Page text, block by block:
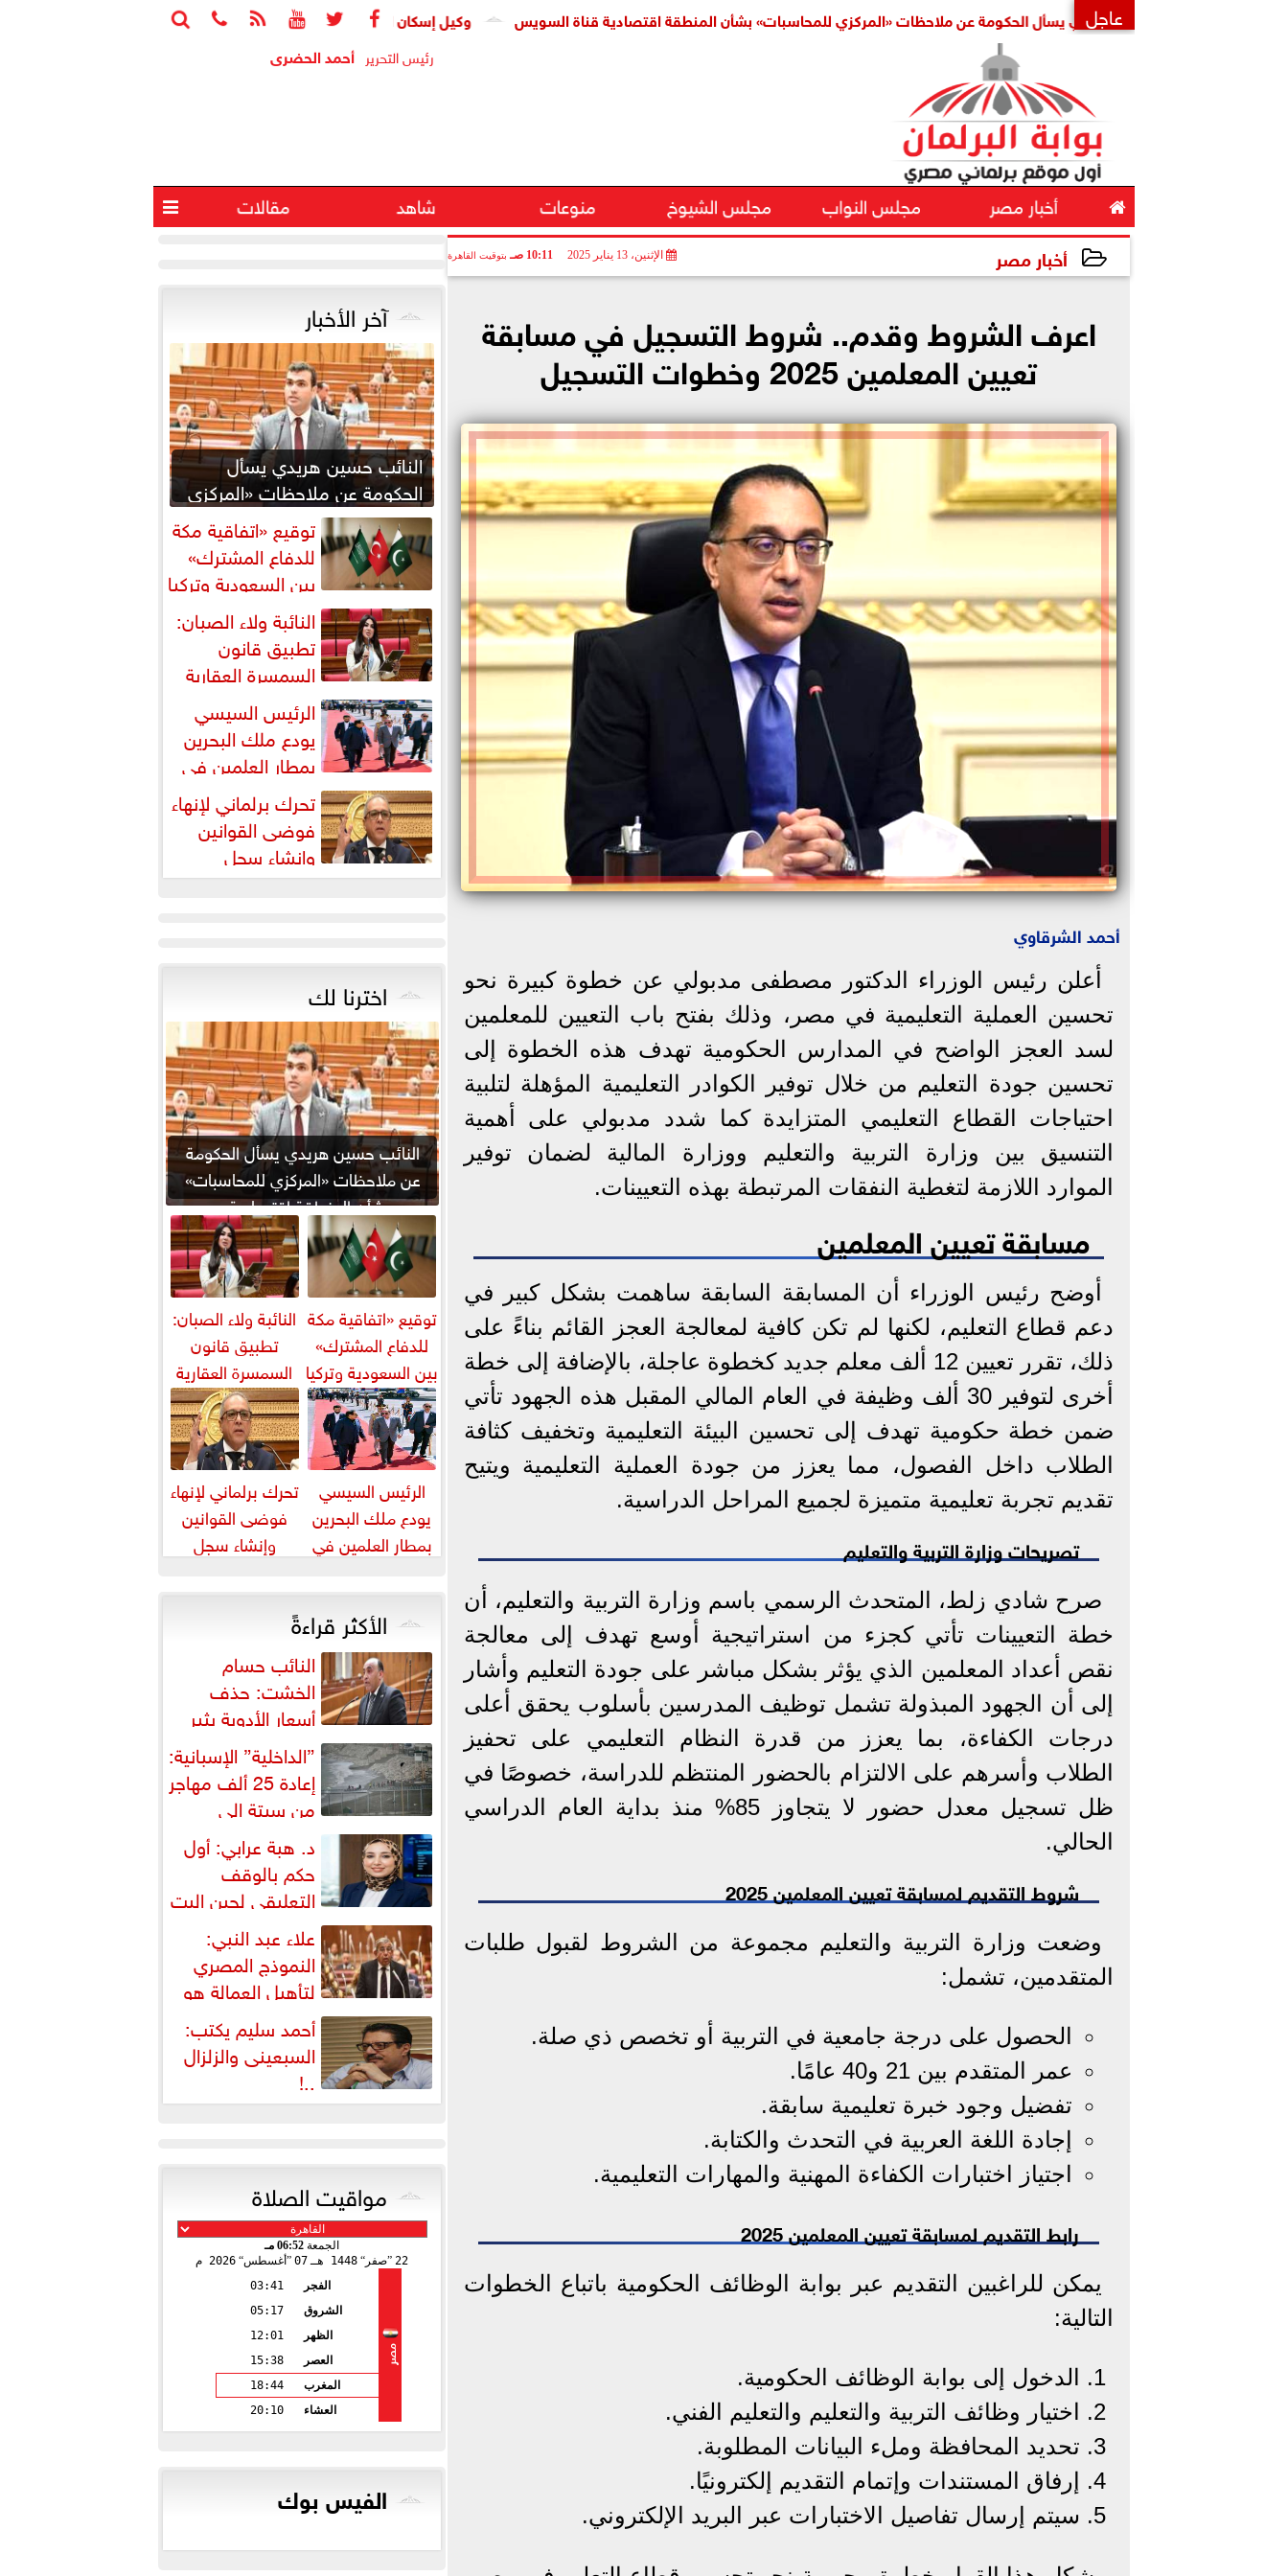





 عاجل وكيل إسكان النواب: الوحدات المغلقة ثروة قومية معطلة واستغلالها يخفف أزمة النائب حسين هريدي يسأل الحكومة عن ملاحظات «المركزي للمحاسبات» بشأن المنطقة اقتصادية قناة السويس
رئيس التحرير أحمد الحضرى
 أخبار مصر مجلس النواب مجلس الشيوخ منوعات شاهد مقالات 
أخبار مصر الإثنين، 13 يناير 2025 10:11 صـ بتوقيت القاهرة
اعرف الشروط وقدم.. شروط التسجيل في مسابقة
تعيين المعلمين 2025 وخطوات التسجيل
أحمد الشرقاوي
أعلن رئيس الوزراء الدكتور مصطفى مدبولي عن خطوة كبيرة نحو
تحسين العملية التعليمية في مصر، وذلك بفتح باب التعيين للمعلمين
لسد العجز الواضح في المدارس الحكومية تهدف هذه الخطوة إلى
تحسين جودة التعليم من خلال توفير الكوادر التعليمية المؤهلة لتلبية
احتياجات القطاع التعليمي المتزايدة كما شدد مدبولي على أهمية
التنسيق بين وزارة التربية والتعليم ووزارة المالية لضمان توفير
الموارد اللازمة لتغطية النفقات المرتبطة بهذه التعيينات.
مسابقة تعيين المعلمين
أوضح رئيس الوزراء أن المسابقة السابقة ساهمت بشكل كبير في
دعم قطاع التعليم، لكنها لم تكن كافية لمعالجة العجز القائم بناءً على
ذلك، تقرر تعيين 12 ألف معلم جديد كخطوة عاجلة، بالإضافة إلى خطة
أخرى لتوفير 30 ألف وظيفة في العام المالي المقبل هذه الجهود تأتي
ضمن خطة حكومية تهدف إلى تحسين البيئة التعليمية وتخفيف كثافة
الطلاب داخل الفصول، مما يعزز من جودة العملية التعليمية ويتيح
تقديم تجربة تعليمية متميزة لجميع المراحل الدراسية.
تصريحات وزارة التربية والتعليم
صرح شادي زلط، المتحدث الرسمي باسم وزارة التربية والتعليم، أن
خطة التعيينات تأتي كجزء من استراتيجية أوسع تهدف إلى معالجة
نقص أعداد المعلمين الذي يؤثر بشكل مباشر على جودة التعليم وأشار
إلى أن الجهود المبذولة تشمل توظيف المدرسين بأسلوب يحقق أعلى
درجات الكفاءة، بما يعزز من قدرة النظام التعليمي على تحفيز
الطلاب وأسرهم على الالتزام بالحضور المنتظم للدراسة، خصوصًا في
ظل تسجيل معدل حضور لا يتجاوز 85% منذ بداية العام الدراسي
الحالي.
شروط التقديم لمسابقة تعيين المعلمين 2025
وضعت وزارة التربية والتعليم مجموعة من الشروط لقبول طلبات
المتقدمين، تشمل:
الحصول على درجة جامعية في التربية أو تخصص ذي صلة.
عمر المتقدم بين 21 و40 عامًا.
تفضيل وجود خبرة تعليمية سابقة.
إجادة اللغة العربية في التحدث والكتابة.
اجتياز اختبارات الكفاءة المهنية والمهارات التعليمية.
رابط التقديم لمسابقة تعيين المعلمين 2025
يمكن للراغبين التقديم عبر بوابة الوظائف الحكومية باتباع الخطوات
التالية:
الدخول إلى بوابة الوظائف الحكومية.
اختيار وظائف التربية والتعليم والتعليم الفني.
تحديد المحافظة وملء البيانات المطلوبة.
إرفاق المستندات وإتمام التقديم إلكترونيًا.
سيتم إرسال تفاصيل الاختبارات عبر البريد الإلكتروني.
آخر الأخبار
النائب حسين هريدي يسأل
الحكومة عن ملاحظات «المركزي
للمحاسبات» بشأن المنطقة
اقتصادية...
توقيع «اتفاقية مكة
للدفاع المشترك»
بين السعودية وتركيا
وباكستان
النائبة ولاء الصبان:
تطبيق قانون
السمسرة العقارية
ضرورة لضبط السوق وحماية
حقوق...
الرئيس السيسي
يودع ملك البحرين
بمطار العلمين في
ختام زيارته إلى مصرتحرك برلماني لإنهاء
فوضى القوانين
وإنشاء سجل
تشريعي إلكتروني
اخترنا لك
النائب حسين هريدي يسأل الحكومة
عن ملاحظات «المركزي للمحاسبات»
بشأن المنطقة اقتصادية...
توقيع «اتفاقية مكة
للدفاع المشترك»
بين السعودية وتركيا
وباكستان
النائبة ولاء الصبان:
تطبيق قانون
السمسرة العقارية
ضرورة لضبط
السوق وحماية
حقوق...
الرئيس السيسي
يودع ملك البحرين
بمطار العلمين في
تحرك برلماني لإنهاء
فوضى القوانين
وإنشاء سجل
الأكثر قراءةً
النائب حسام
الخشت: حذف
أسعار الأدوية يثير
إشكالية دستورية ويهدد حق
المواطن...
”الداخلية” الإسبانية:
إعادة 25 ألف مهاجر
من سبتة إلى
المغرب... وارتفاع حصيلة...
د. هبة عرابي: أول
حكم بالوقف
التعليقي لحين البت
في الطعن على... علاء عبد النبي:
النموذج المصري
لتأهيل العمالة هو
البديل العملي والأمثل لأزمات...
أحمد سليم يكتب:
السبعينى والزلزال
..!
مواقيت الصلاة
الجمعة 06:52 مـ
22 صفر 1448 هـ 07 أغسطس 2026 م
مصر
الفجر
03:41
الشروق
05:17
الظهر
12:01
العصر
15:38
المغرب
18:44
العشاء
20:10
الفيس بوك